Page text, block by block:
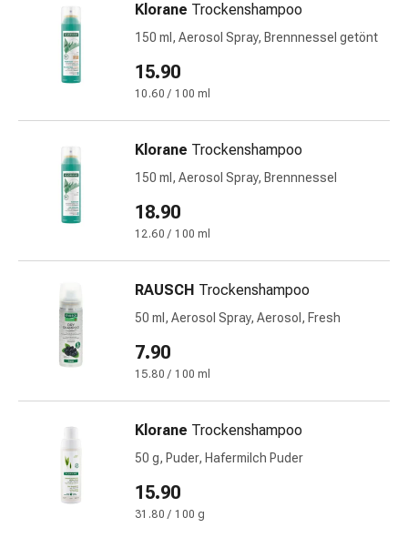
Magenbrennen
Übelkeit
Erbrechen
Verdauung,
Blähungen
Krämpfe
Medizinische
Hautpflege
Ekzeme
Juckreiz
Hühneraugen
Warzen
Fusspilz
Narbenbehandlung
Krankhaftes
Klorane Trockenshampoo
150 ml, Aerosol Spray, Brennnessel getönt
15.90
10.60 / 100 ml
Klorane Trockenshampoo
150 ml, Aerosol Spray, Brennnessel
18.90
12.60 / 100 ml
RAUSCH Trockenshampoo
50 ml, Aerosol Spray, Aerosol, Fresh
7.90
15.80 / 100 ml
Klorane Trockenshampoo
50 g, Puder, Hafermilch Puder
15.90
31.80 / 100 g